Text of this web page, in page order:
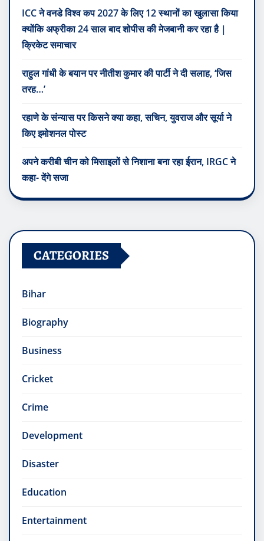
ICC ने वनडे विश्व कप 2027 के लिए 12 स्थानों का खुलासा किया
क्योंकि अफ्रीका 24 साल बाद शोपीस की मेजबानी कर रहा है |
क्रिकेट समाचार
राहुल गांधी के बयान पर नीतीश कुमार की पार्टी ने दी सलाह, ‘जिस
तरह…’
रहाणे के संन्यास पर किसने क्या कहा, सचिन, युवराज और सूर्या ने
किए इमोशनल पोस्ट
अपने करीबी चीन को मिसाइलों से निशाना बना रहा ईरान, IRGC ने
कहा- देंगे सजा
CATEGORIES
Bihar
Biography
Business
Cricket
Crime
Development
Disaster
Education
Entertainment